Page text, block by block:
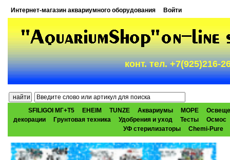
Интернет-магазин аквариумного оборудования Войти
конт. тел. +7(925)216-
SFILIGOI МГ+Т5 EHEIM TUNZE Аквариумы МОРЕ
декорации
Грунтовая техника Удобрения и уход Тесты
Осмос
УФ стерилизаторы
Chemi-Pure